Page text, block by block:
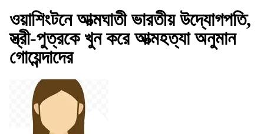
ওয়াশিংটনে আত্মঘাতী ভারতীয় উদ্যোগপতি,
স্ত্রী-পুত্রকে খুন করে আত্মহত্যা অনুমান
গোয়েন্দাদের